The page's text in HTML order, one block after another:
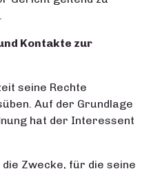
Kontakte zur
seine Rechte
Auf der Grundlage
hat der Interessent
Zwecke, für die seine